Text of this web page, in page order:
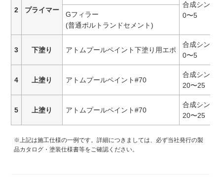
2 プライマー
合成シンナ
0〜5
Gフィラー
(普通ポルトランドセメント)
3 下塗り アトムプールペイント下塗り用エポ
合成シンナ
0〜5
4 上塗り アトムプールペイント#70
合成シンナ
20〜25
5 上塗り アトムプールペイント#70
合成シンナ
20〜25
※上記は施工仕様の一例です。詳細につきましては、必ず当社発行の製
品カタログ・塗装仕様書等をご確認ください。